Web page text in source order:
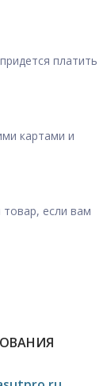
платить
картами и
если вам